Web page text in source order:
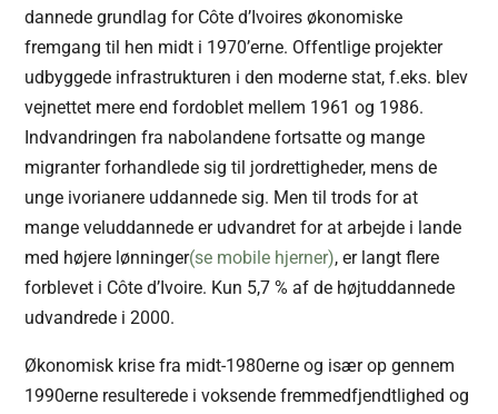
dannede grundlag for Côte d’Ivoires økonomiske
fremgang til hen midt i 1970’erne. Offentlige projekter
udbyggede infrastrukturen i den moderne stat, f.eks. blev
vejnettet mere end fordoblet mellem 1961 og 1986.
Indvandringen fra nabolandene fortsatte og mange
migranter forhandlede sig til jordrettigheder, mens de
unge ivorianere uddannede sig. Men til trods for at
mange veluddannede er udvandret for at arbejde i lande
med højere lønninger(se mobile hjerner), er langt flere
forblevet i Côte d’Ivoire. Kun 5,7 % af de højtuddannede
udvandrede i 2000.
Økonomisk krise fra midt-1980erne og især op gennem
1990erne resulterede i voksende fremmedfjendtlighed og